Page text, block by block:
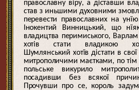
православну віру, а діставши
став з иньшими духовними
перевести православних на
Інокентий Винницький, що
владицтва перимиського,
хотів стати владикою
Шумлянський хотїв дістати в
митрополичими маєтками, по тім
польське викурило
посадивши без всякої
Прочувши про се, король